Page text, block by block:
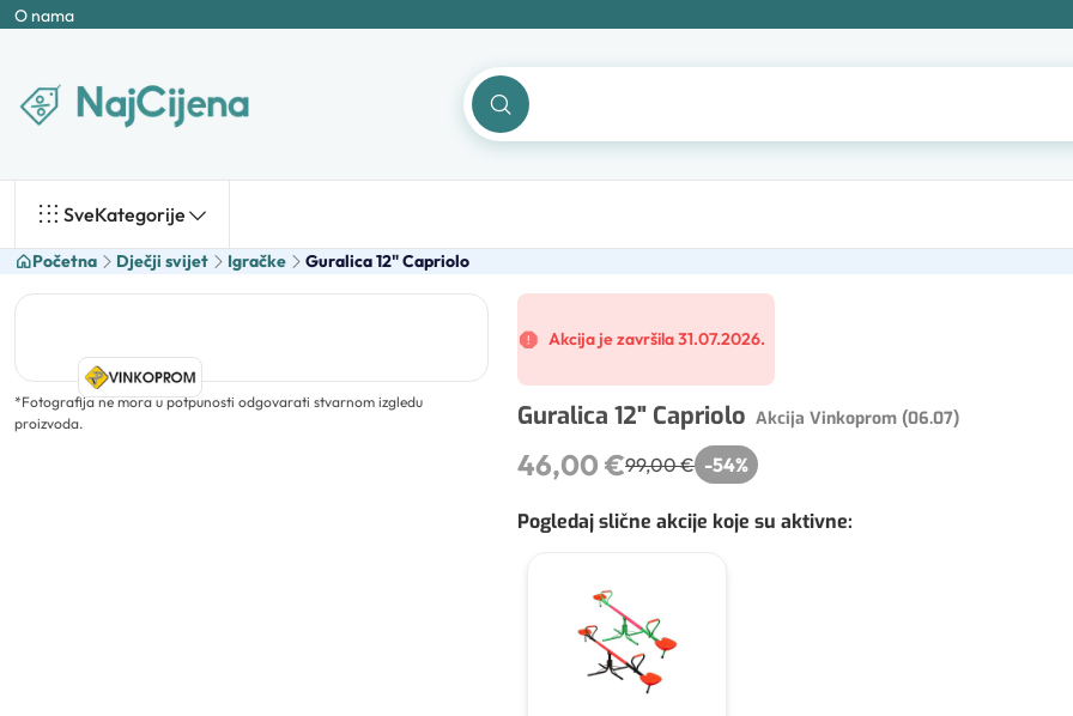
O nama
SveKategorije
Početna Dječji svijet Igračke Guralica 12" Capriolo
*Fotografija ne mora u potpunosti odgovarati stvarnom izgledu
proizvoda.
Akcija je završila 31.07.2026.
Guralica 12" Capriolo Akcija Vinkoprom (06.07)
46,00 €99,00 € -54%
Pogledaj slične akcije koje su aktivne: